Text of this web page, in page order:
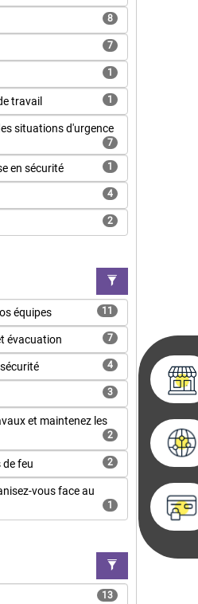
8
7
1
travail 1
situations d'urgence
7
en sécurité 1
4
2
équipes 11
évacuation 7
4
3
et maintenez les
2
de feu 2
vous face au
1
13